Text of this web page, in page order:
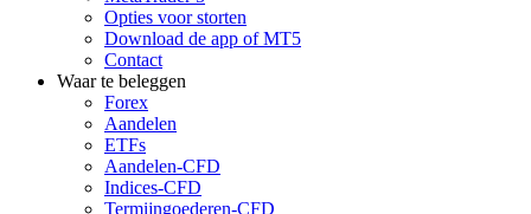
Opties voor storten
Download de app of MT5
Contact
Waar te beleggen
Forex
Aandelen
ETFs
Aandelen-CFD
Indices-CFD
Termijngoederen-CFD